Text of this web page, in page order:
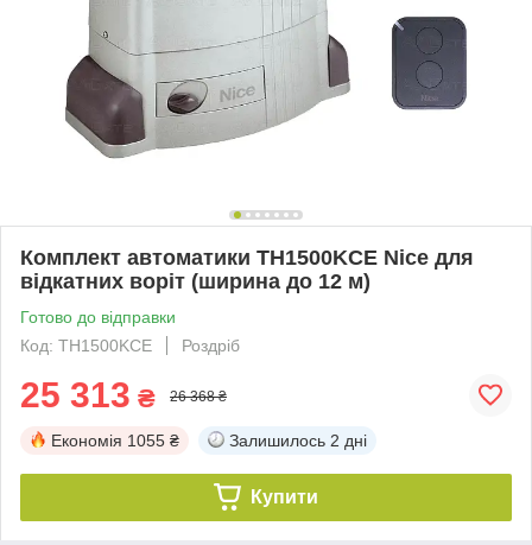
Комплект автоматики TH1500KCE Nice для
відкатних воріт (ширина до 12 м)
Готово до відправки
Код: TH1500KCE
Роздріб
25 313 ₴ 26 368 ₴
Економія 1055 ₴ Залишилось 2 дні
Купити